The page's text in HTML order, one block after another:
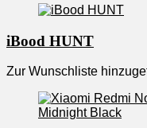
iBood HUNT
Zur Wunschliste